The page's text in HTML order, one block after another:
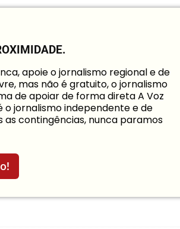
apoie o jornalismo regional e de
mas não é gratuito, o jornalismo
de apoiar de forma direta A Voz
o jornalismo independente e de
as contingências, nunca paramos